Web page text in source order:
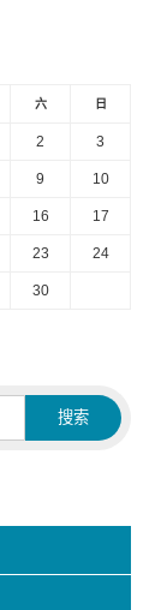
六 日
2 3
9 10
16 17
23 24
30